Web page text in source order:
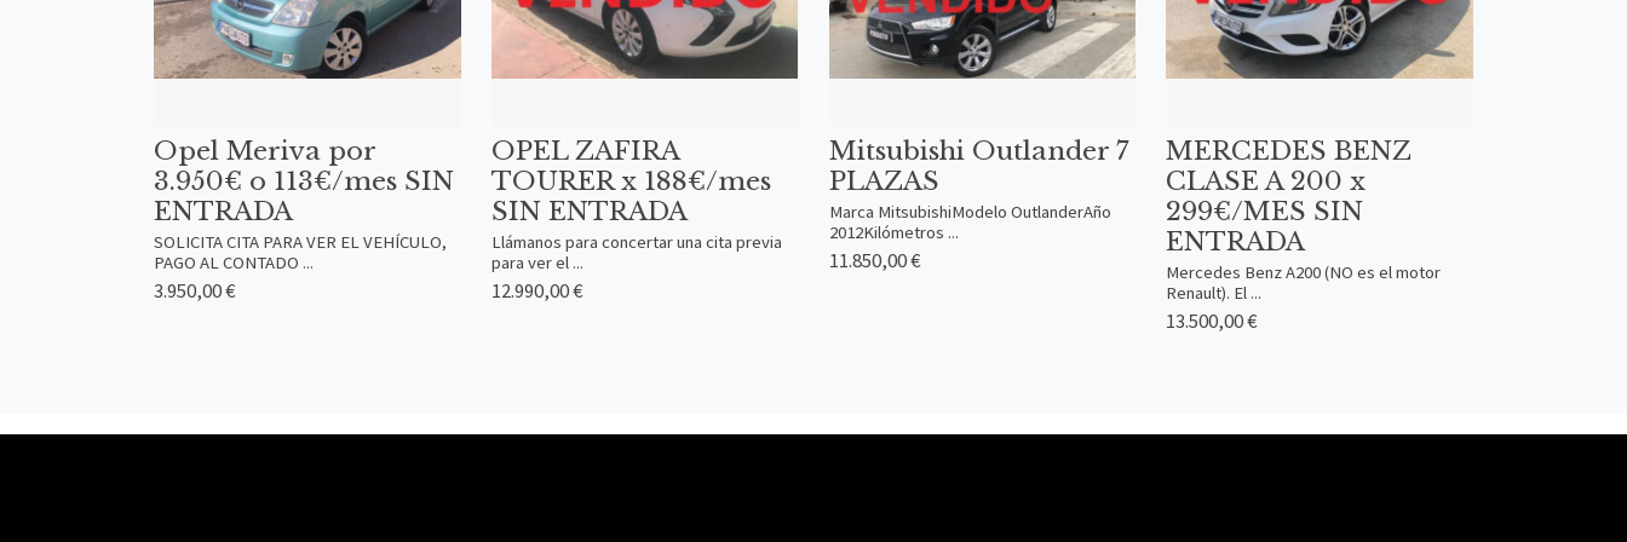
Opel Meriva por
3.950€ o 113€/mes SIN
ENTRADA
SOLICITA CITA PARA VER EL VEHÍCULO,
PAGO AL CONTADO ...
3.950,00 €
OPEL ZAFIRA
TOURER x 188€/mes
SIN ENTRADA
Llámanos para concertar una cita previa
para ver el ...
12.990,00 €
Mitsubishi Outlander 7
PLAZAS
Marca MitsubishiModelo OutlanderAño
2012Kilómetros ...
11.850,00 €
MERCEDES BENZ
CLASE A 200 x
299€/MES SIN
ENTRADA
Mercedes Benz A200 (NO es el motor
Renault). El ...
13.500,00 €